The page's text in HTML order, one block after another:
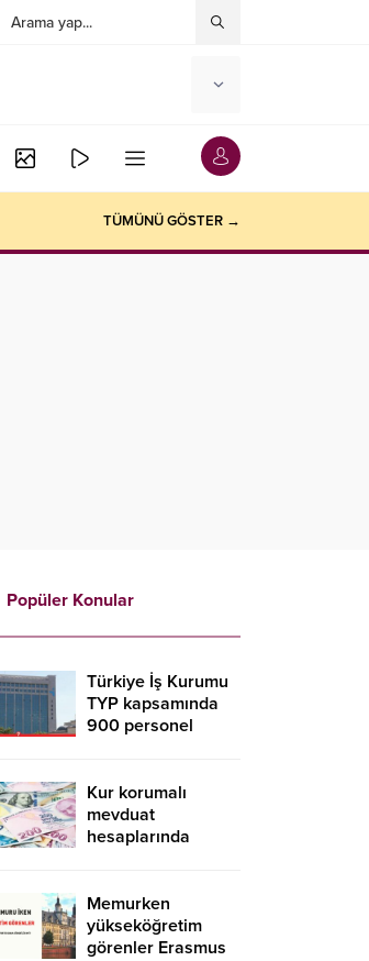
TÜMÜNÜ GÖSTER →
Popüler Konular
Türkiye İş Kurumu
TYP kapsamında
900 personel
yapılır?
Kur korumalı
mevduat
hesaplarında
Memurken
yükseköğretim
görenler Erasmus